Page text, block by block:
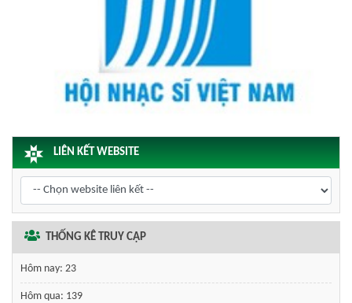
LIÊN KẾT WEBSITE
THỐNG KÊ TRUY CẬP
Hôm nay: 23
Hôm qua: 139